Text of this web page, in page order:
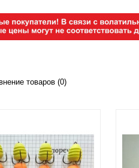
товаров (0)